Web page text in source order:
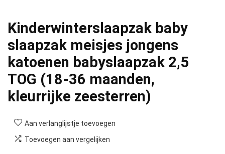
Kinderwinterslaapzak baby
slaapzak meisjes jongens
katoenen babyslaapzak 2,5
TOG (18-36 maanden,
kleurrijke zeesterren)
Aan verlanglijstje toevoegen
Toevoegen aan vergelijken